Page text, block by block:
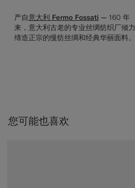
产自意大利 Fermo Fossati — 160 年
来，意大利古老的专业丝绸纺织厂倾力
缔造正宗的慢纺丝绸和经典华丽面料。
您可能也喜欢